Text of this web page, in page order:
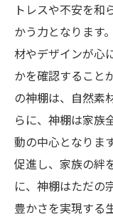
トレスや不安を和
かう力となります
材やデザインが心
かを確認すること
の神棚は、自然素
らに、神棚は家族
動の中心となりま
促進し、家族の絆
に、神棚はただの
豊かさを実現する